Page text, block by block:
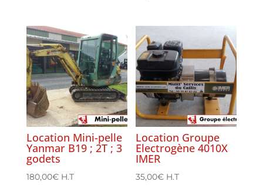
Location Mini-pelle
Yanmar B19 ; 2T ; 3
godets
180,00€ H.T
Location Groupe
Electrogène 4010X
IMER
35,00€ H.T